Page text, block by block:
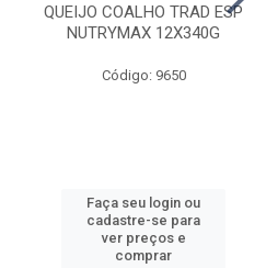
QUEIJO COALHO TRAD ESP
NUTRYMAX 12X340G
Código: 9650
Faça seu login ou
cadastre-se para
ver preços e
comprar